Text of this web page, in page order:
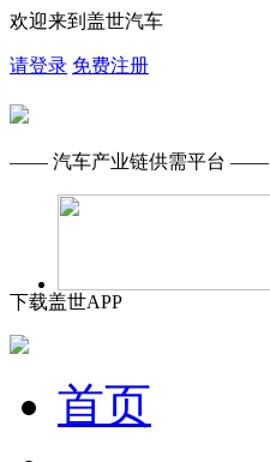
欢迎来到盖世汽车
请登录 免费注册
—— 汽车产业链供需平台 ——
下载盖世APP
首页